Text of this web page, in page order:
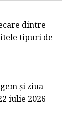
dintre
tipuri de
și ziua
iulie 2026